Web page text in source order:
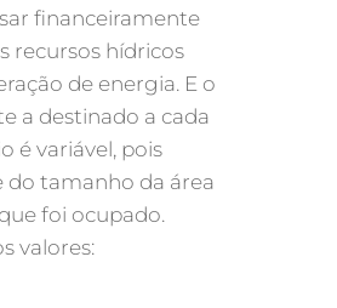
financeiramente
recursos hídricos
de energia. E o
a destinado a cada
é variável, pois
do tamanho da área
foi ocupado.
valores: